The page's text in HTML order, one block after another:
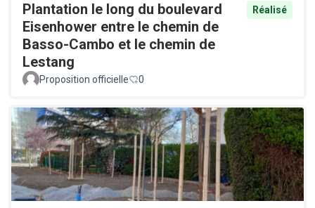
Plantation le long du boulevard
Eisenhower entre le chemin de
Basso-Cambo et le chemin de
Lestang
Réalisé
Proposition officielle 0